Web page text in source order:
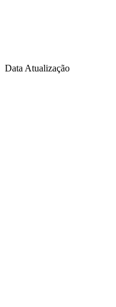
Data Atualização